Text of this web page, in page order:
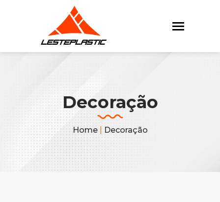
Decoração
Home| Decoração